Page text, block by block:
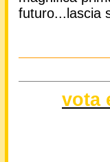
futuro...lascia
vota